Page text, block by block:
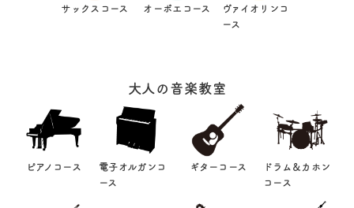
サックスコース オーボエコース
ヴァイオリンコ
ース
大人の音楽教室
ピアノコース
電子オルガンコ
ース
ギターコース
ドラム＆カホン
コース